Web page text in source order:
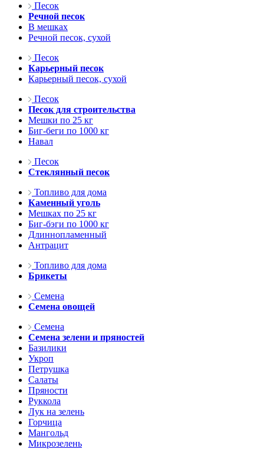
Песок
Речной песок
В мешках
Речной песок, сухой
Песок
Карьерный песок
Карьерный песок, сухой
Песок
Песок для строительства
Мешки по 25 кг
Биг-беги по 1000 кг
Навал
Песок
Стеклянный песок
Топливо для дома
Каменный уголь
Мешках по 25 кг
Биг-бэги по 1000 кг
Длиннопламенный
Антрацит
Топливо для дома
Брикеты
Семена
Семена овощей
Семена
Семена зелени и пряностей
Базилики
Укроп
Петрушка
Салаты
Пряности
Руккола
Лук на зелень
Горчица
Мангольд
Микрозелень